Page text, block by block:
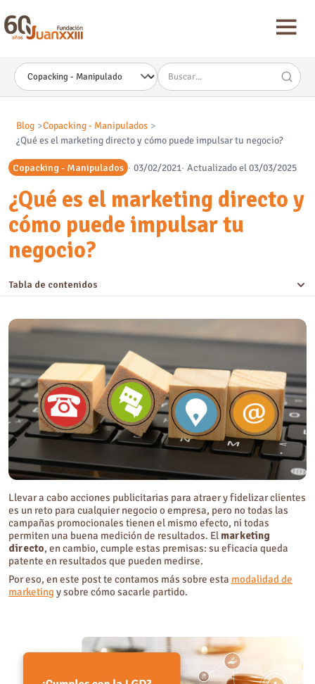
este
sitio
incluye
sistema
accesibilidad.
Blog
Copacking - Manipulados
¿Qué es el marketing directo y cómo puede impulsar tu negocio?
Copacking - Manipulados 03/02/2021 Actualizado el 03/03/2025
¿Qué es el marketing directo y
cómo puede impulsar tu
negocio?
Tabla de contenidos
Características del marketing directo
Marketing directo con valor social
Llevar a cabo acciones publicitarias para atraer y fidelizar clientes
es un reto para cualquier negocio o empresa, pero no todas las
campañas promocionales tienen el mismo efecto, ni todas
permiten una buena medición de resultados. El marketing
directo, en cambio, cumple estas premisas: su eficacia queda
patente en resultados que pueden medirse.
Por eso, en este post te contamos más sobre esta modalidad de
marketing y sobre cómo sacarle partido.